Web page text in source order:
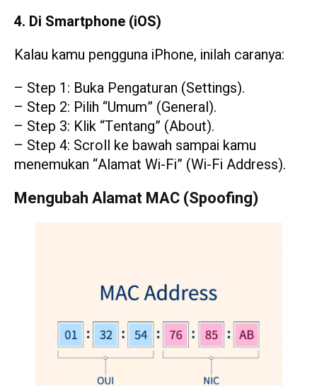
4. Di Smartphone (iOS)
Kalau kamu pengguna iPhone, inilah caranya:
– Step 1: Buka Pengaturan (Settings).
– Step 2: Pilih “Umum” (General).
– Step 3: Klik “Tentang” (About).
– Step 4: Scroll ke bawah sampai kamu
menemukan “Alamat Wi-Fi” (Wi-Fi Address).
Mengubah Alamat MAC (Spoofing)